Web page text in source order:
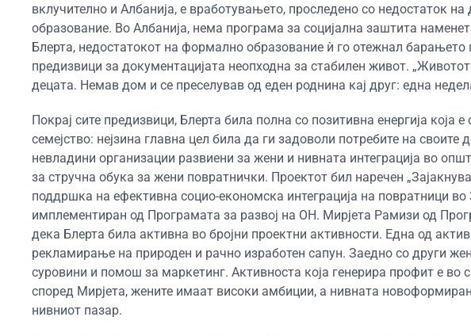
вклучително и Албанија, е вработувањето, проследено со недостаток
образование. Во Албанија, нема програма за социјална заштита
Блерта, недостатокот на формално образование ѝ го отежнал
предизвици за документацијата неопходна за стабилен живот.
децата. Немав дом и се преселував од еден роднина кај друг: една
Покрај сите предизвици, Блерта била полна со позитивна енергија која
семејство: нејзина главна цел била да ги задоволи потребите на
невладини организации развиени за жени и нивната интеграција во
за стручна обука за жени повратнички. Проектот бил наречен
поддршка на ефективна социо-економска интеграција на повратници
имплементиран од Програмата за развој на ОН. Мирјета Рамизи од
дека Блерта била активна во бројни проектни активности. Една од
рекламирање на природен и рачно изработен сапун. Заедно со други
суровини и помош за маркетинг. Активноста која генерира профит е во
според Мирјета, жените имаат високи амбиции, а нивната
нивниот пазар.